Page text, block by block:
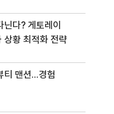
다? 게토레이
상황 최적화 전략
티 맨션...경험